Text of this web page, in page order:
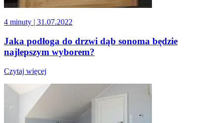
4 minuty | 31.07.2022
Jaka podłoga do drzwi dąb sonoma będzie
najlepszym wyborem?
Czytaj więcej